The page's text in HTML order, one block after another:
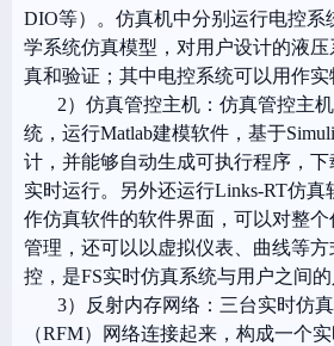
DIO等）。仿真机中分别运行电控系
学系统仿真模型，对用户设计的液
真和验证；其中电控系统可以用作实
2）仿真管控主机：仿真管控主
统，运行Matlab建模软件，基于
计，并能够自动生成可执行程序，下
实时运行。另外还运行Links-RT仿
作仿真软件的软件界面，可以对整个
管理，还可以以虚拟仪表、曲线等
控，是FS实时仿真系统与用户之间的
3）反射内存网络：三台实时仿
（RFM）
网络连接起来，构成一个